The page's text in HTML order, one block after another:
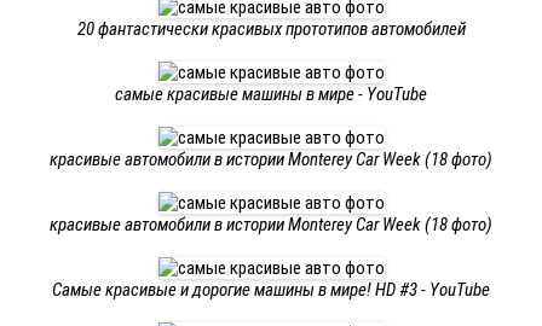
20 фантастически красивых прототипов автомобилей
самые красивые машины в мире - YouTube
красивые автомобили в истории Monterey Car Week (18 фото)
красивые автомобили в истории Monterey Car Week (18 фото)
Самые красивые и дорогие машины в мире! HD #3 - YouTube